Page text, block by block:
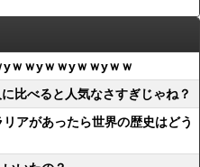
ｗｗyｗｗyｗｗyｗｗ
比べると人気なさすぎじゃね？
アがあったら世界の歴史はどう